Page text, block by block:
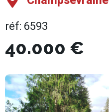
réf: 6593
40.000 €